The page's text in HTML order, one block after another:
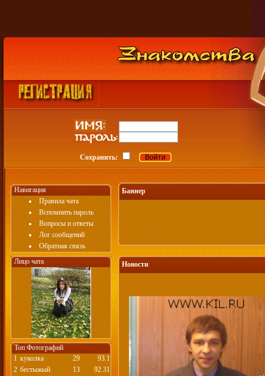
Сохранить:
Навигация
Правила чата
Вспомнить пароль
Вопросы и ответы
Лог сообщений
Обратная связь
Лицо чата
Топ Фотографий
1 куколка 29
93.1
2 бестыжый 13
92.31
Баннер
Новости